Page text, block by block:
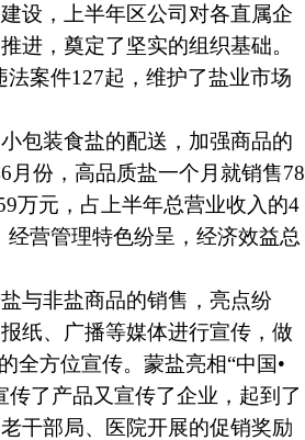
设，上半年区公司对各直属企
进，奠定了坚实的组织基础。
法案件127起，维护了盐业市场
包装食盐的配送，加强商品的
6 月份，高品质盐一个月就销售78
万元，占上半年总营业收入的4
营管理特色纷呈，经济效益总
与非盐商品的销售，亮点纷
纸、广播等媒体进行宣传，做
全方位宣传。蒙盐亮相“中国•
了产品又宣传了企业，起到了
干部局、医院开展的促销奖励